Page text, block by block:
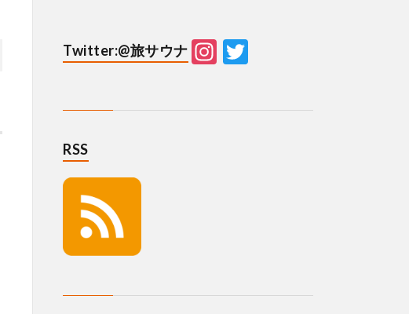
Twitter:@旅サウナ Instagram
Twitter
RSS